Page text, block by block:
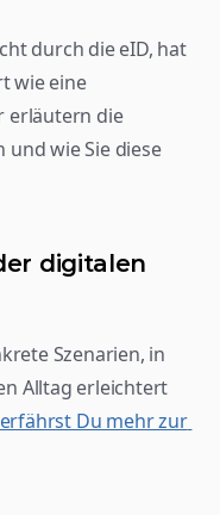
durch die eID, hat
wie eine
erläutern die
wie Sie diese
digitalen
Szenarien, in
Alltag erleichtert
Du mehr zur